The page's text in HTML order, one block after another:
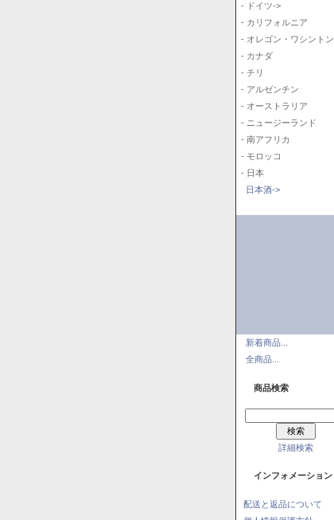
- ドイツ->
- カリフォルニア
- オレゴン・ワシントン
- カナダ
- チリ
- アルゼンチン
- オーストラリア
- ニュージーランド
- 南アフリカ
- モロッコ
- 日本
日本酒->
新着商品...
全商品...
商品検索
詳細検索
インフォメーション
配送と返品について